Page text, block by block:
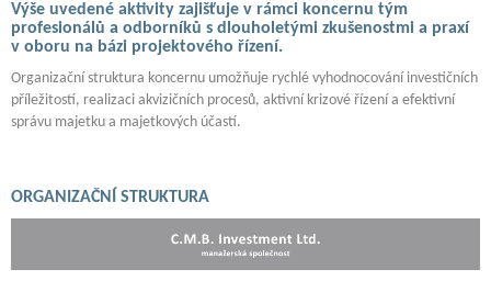
Výše uvedené aktivity zajišťuje v rámci koncernu tým
profesionálů a odborníků s dlouholetými zkušenostmi a praxí
v oboru na bázi projektového řízení.
Organizační struktura koncernu umožňuje rychlé vyhodnocování investičních
příležitostí, realizaci akvizičních procesů, aktivní krizové řízení a efektivní
správu majetku a majetkových účastí.
ORGANIZAČNÍ STRUKTURA